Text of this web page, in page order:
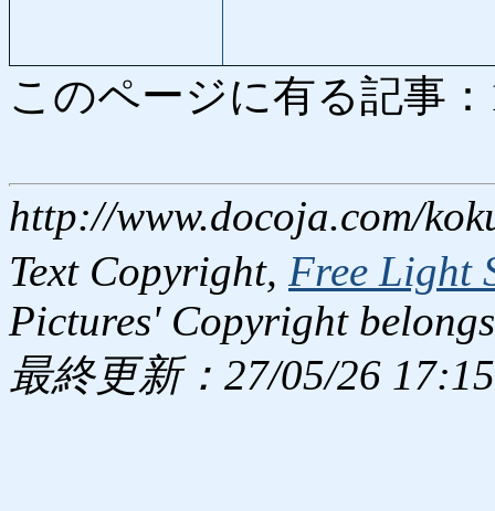
このページに有る記事
http://www.docoja.com/
Text Copyright, Free Light
Pictures' Copyright
最終更新：27/05/26 17:15